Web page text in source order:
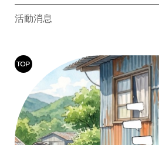
日（五）至8月9日（日）在高雄
正式展開。
活動消息